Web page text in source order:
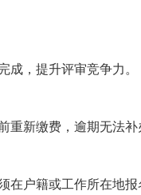
成，提升评审竞争力。
重新缴费，逾期无法补
在户籍或工作所在地报